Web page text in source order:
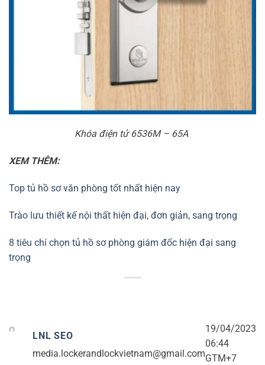
Khóa điện tử 6536M – 65A
XEM THÊM:
Top tủ hồ sơ văn phòng tốt nhất hiện nay
Trào lưu thiết kế nội thất hiện đại, đơn giản, sang trọng
8 tiêu chí chọn tủ hồ sơ phòng giám đốc hiện đại sang
trọng
LNL SEO
media.lockerandlockvietnam@gmail.com
19/04/2023
06:44
GTM+7